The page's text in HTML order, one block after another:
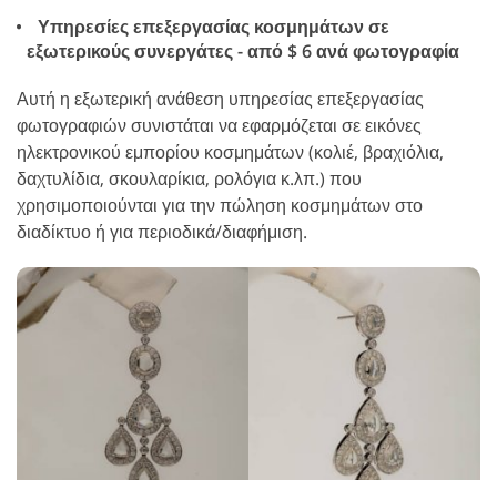
Υπηρεσίες επεξεργασίας κοσμημάτων σε
εξωτερικούς συνεργάτες - από $ 6 ανά φωτογραφία
Αυτή η εξωτερική ανάθεση υπηρεσίας επεξεργασίας
φωτογραφιών συνιστάται να εφαρμόζεται σε εικόνες
ηλεκτρονικού εμπορίου κοσμημάτων (κολιέ, βραχιόλια,
δαχτυλίδια, σκουλαρίκια, ρολόγια κ.λπ.) που
χρησιμοποιούνται για την πώληση κοσμημάτων στο
διαδίκτυο ή για περιοδικά/διαφήμιση.